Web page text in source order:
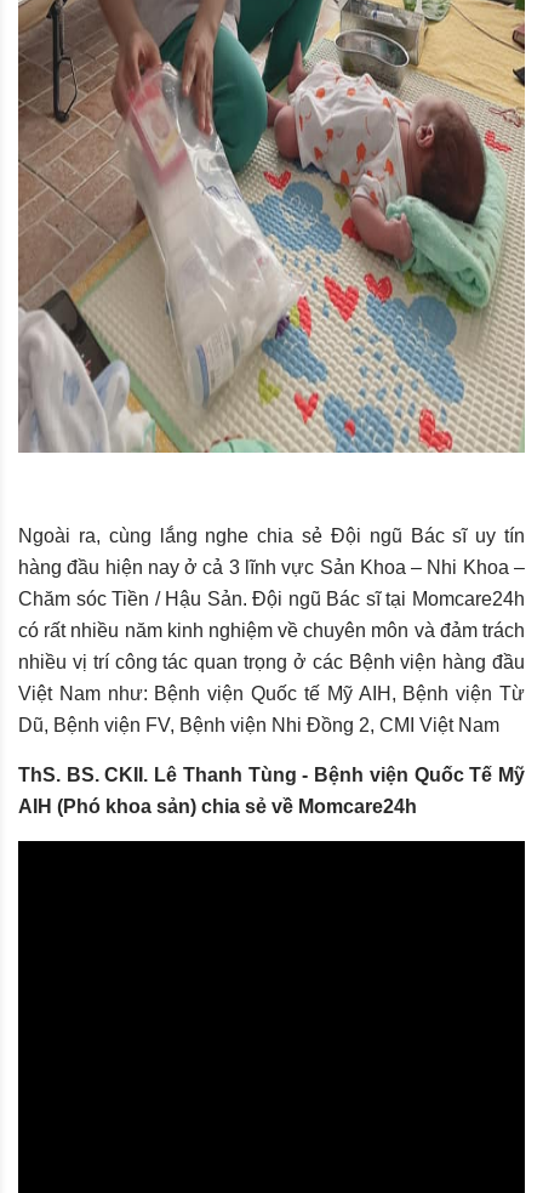
Ngoài ra, cùng lắng nghe chia sẻ Đội ngũ Bác sĩ uy tín
hàng đầu hiện nay ở cả 3 lĩnh vực Sản Khoa – Nhi Khoa –
Chăm sóc Tiền / Hậu Sản. Đội ngũ Bác sĩ tại Momcare24h
có rất nhiều năm kinh nghiệm về chuyên môn và đảm trách
nhiều vị trí công tác quan trọng ở các Bệnh viện hàng đầu
Việt Nam như: Bệnh viện Quốc tế Mỹ AIH, Bệnh viện Từ
Dũ, Bệnh viện FV, Bệnh viện Nhi Đồng 2, CMI Việt Nam
ThS. BS. CKII. Lê Thanh Tùng - Bệnh viện Quốc Tế Mỹ
AIH (Phó khoa sản) chia sẻ về Momcare24h